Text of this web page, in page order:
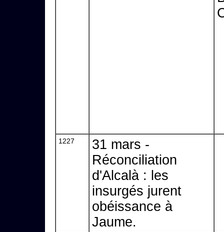
1227
31 mars -
Réconciliation
d'Alcalà : les
insurgés jurent
obéissance à
Jaume.